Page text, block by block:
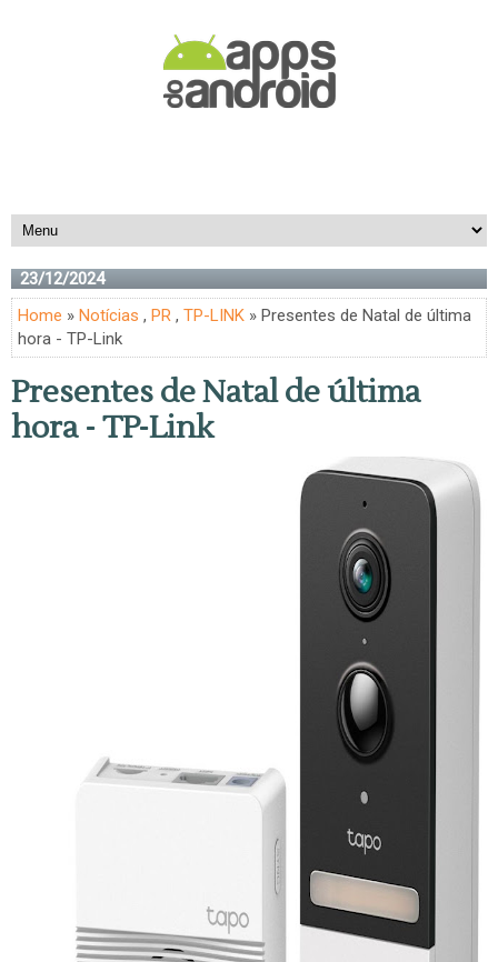
23/12/2024
Home » Notícias , PR , TP-LINK » Presentes de Natal de última
hora - TP-Link
Presentes de Natal de última
hora - TP-Link